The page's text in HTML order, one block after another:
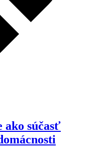
ako súčasť